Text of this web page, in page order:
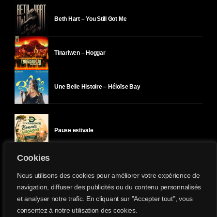
Cookies
Nous utilisons des cookies pour améliorer votre expérience de
navigation, diffuser des publicités ou du contenu personnalisés
et analyser notre trafic. En cliquant sur "Accepter tout", vous
consentez à notre utilisation des cookies.
Beth Hart – You Still Got Me
Tinariwen – Hoggar
Une Belle Histoire – Héloïse Bay
Pause estivale
Ici l’Ombre – mardi 28 juillet